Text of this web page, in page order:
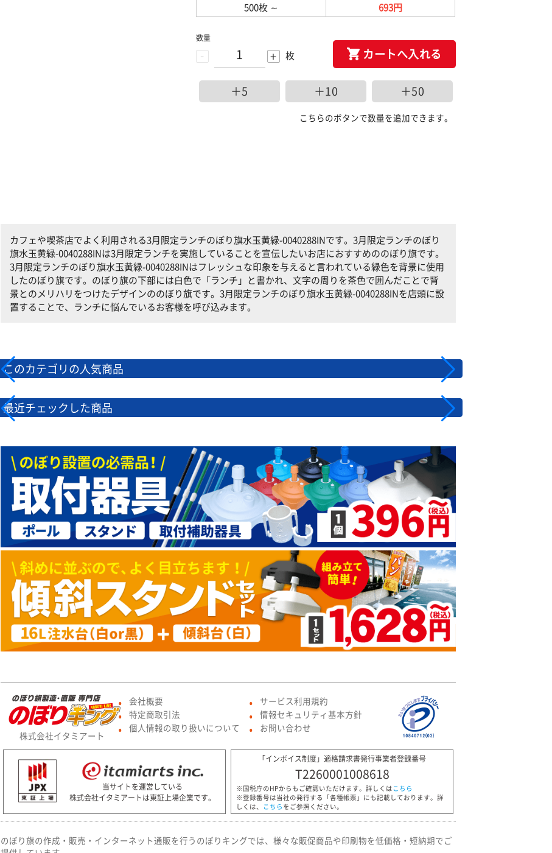
500枚 ～ 693円
-
数量
+ 枚 カートへ入れる
＋5 ＋10 ＋50
こちらのボタンで数量を追加できます。
カフェや喫茶店でよく利用される3月限定ランチのぼり旗水玉黄緑-0040288INです。3月限定ランチのぼり
旗水玉黄緑-0040288INは3月限定ランチを実施していることを宣伝したいお店におすすめののぼり旗です。
3月限定ランチのぼり旗水玉黄緑-0040288INはフレッシュな印象を与えると言われている緑色を背景に使用
したのぼり旗です。のぼり旗の下部には白色で「ランチ」と書かれ、文字の周りを茶色で囲んだことで背
景とのメリハリをつけたデザインののぼり旗です。3月限定ランチのぼり旗水玉黄緑-0040288INを店頭に設
置することで、ランチに悩んでいるお客様を呼び込みます。
このカテゴリの人気商品
最近チェックした商品
株式会社イタミアート
● 会社概要
● 特定商取引法
● 個人情報の取り扱いについて
● サービス利用規約
● 情報セキュリティ基本方針
● お問い合わせ
当サイトを運営している
株式会社イタミアートは東証上場企業です。
「インボイス制度」適格請求書発行事業者登録番号
T2260001008618
※国税庁のHPからもご確認いただけます。詳しくは こちら
※登録番号は当社の発行する「各種帳票」にも記載しております。詳
しくは、
こちら をご参照ください。
のぼり旗の作成・販売・インターネット通販を行うのぼりキングでは、様々な販促商品や印刷物を低価格・短納期でご